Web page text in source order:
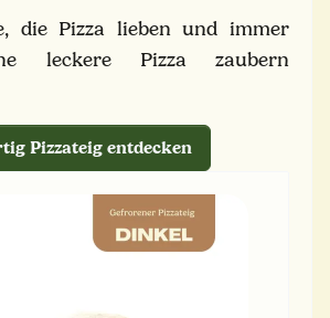
die Pizza lieben und immer
leckere Pizza zaubern
Pizzateig entdecken